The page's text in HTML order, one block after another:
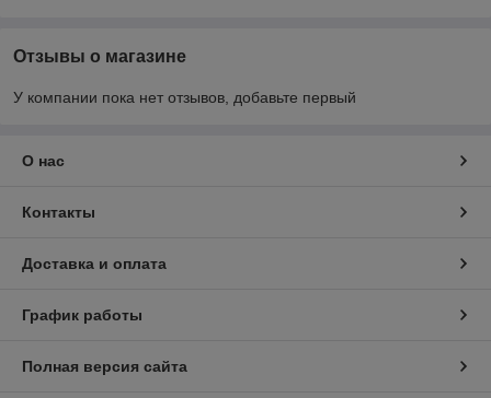
Отзывы о магазине
У компании пока нет отзывов, добавьте первый
О нас
Контакты
Доставка и оплата
График работы
Полная версия сайта